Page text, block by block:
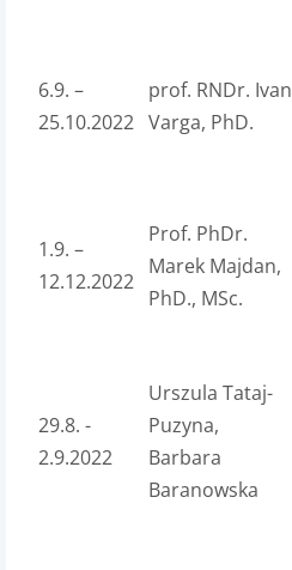
6.9. –
25.10.2022
prof. RNDr. Ivan
Varga, PhD.
1.9. –
12.12.2022
Prof. PhDr.
Marek Majdan,
PhD., MSc.
29.8. -
2.9.2022
Urszula Tataj-
Puzyna,
Barbara
Baranowska